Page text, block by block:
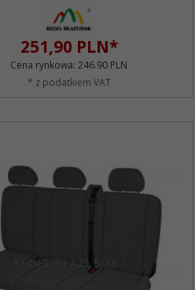
251,90 PLN*
Cena rynkowa:246.90 PLN
* z podatkiem VAT